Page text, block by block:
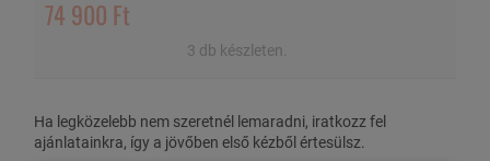
Belépéssel a Demjéni Termáltó Fürdőbe
3 nap/2 éjszaka szállás2 fő részéreaz Egri Korona Borház
vendégházaiban vagy a Wellness Hotelben (foglaltság
74 900 Ft
3 db készleten.
Ha legközelebb nem szeretnél lemaradni, iratkozz fel
ajánlatainkra, így a jövőben első kézből értesülsz.